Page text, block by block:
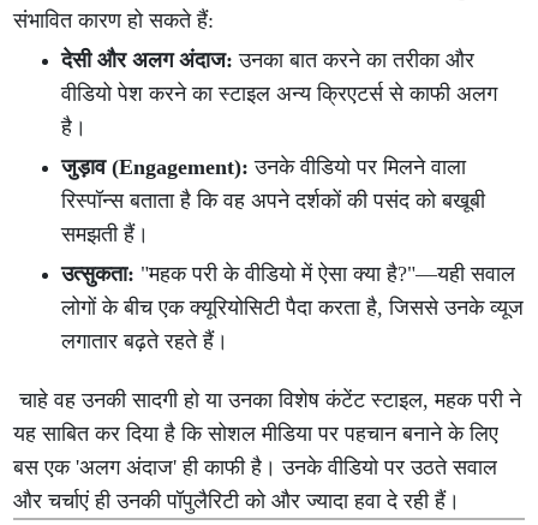
संभावित कारण हो सकते हैं:
देसी और अलग अंदाज: उनका बात करने का तरीका और
वीडियो पेश करने का स्टाइल अन्य क्रिएटर्स से काफी अलग
है।
जुड़ाव (Engagement): उनके वीडियो पर मिलने वाला
रिस्पॉन्स बताता है कि वह अपने दर्शकों की पसंद को बखूबी
समझती हैं।
उत्सुकता: "महक परी के वीडियो में ऐसा क्या है?"—यही सवाल
लोगों के बीच एक क्यूरियोसिटी पैदा करता है, जिससे उनके व्यूज
लगातार बढ़ते रहते हैं।
चाहे वह उनकी सादगी हो या उनका विशेष कंटेंट स्टाइल, महक परी ने
यह साबित कर दिया है कि सोशल मीडिया पर पहचान बनाने के लिए
बस एक 'अलग अंदाज' ही काफी है। उनके वीडियो पर उठते सवाल
और चर्चाएं ही उनकी पॉपुलैरिटी को और ज्यादा हवा दे रही हैं।